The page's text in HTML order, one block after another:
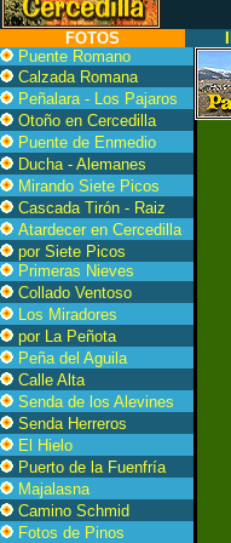
FOTOS
Puente Romano
Calzada Romana
Peñalara - Los Pajaros
Otoño en Cercedilla
Puente de Enmedio
Ducha - Alemanes
Mirando Siete Picos
Cascada Tirón - Raiz
Atardecer en Cercedilla
por Siete Picos
Primeras Nieves
Collado Ventoso
Los Miradores
por La Peñota
Peña del Aguila
Calle Alta
Senda de los Alevines
Senda Herreros
El Hielo
Puerto de la Fuenfría
Majalasna
Camino Schmid
Fotos de Pinos